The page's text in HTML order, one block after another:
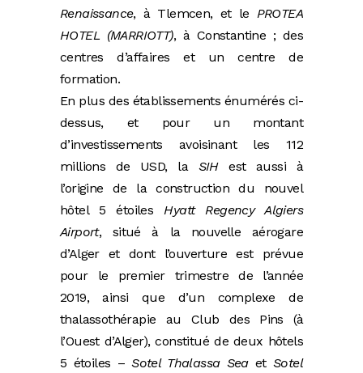
Renaissance, à Tlemcen, et le PROTEA
HOTEL (MARRIOTT), à Constantine ; des
centres d’affaires et un centre de
formation.
En plus des établissements énumérés ci-
dessus, et pour un montant
d’investissements avoisinant les 112
millions de USD, la SIHest aussi à
l’origine de la construction du nouvel
hôtel 5 étoiles Hyatt Regency Algiers
Airport, situé à la nouvelle aérogare
d’Alger et dont l’ouverture est prévue
pour le premier trimestre de l’année
2019, ainsi que d’un complexe de
thalassothérapie au Club des Pins (à
l’Ouest d’Alger), constitué de deux hôtels
5 étoiles –Sotel Thalassa Seaet Sotel